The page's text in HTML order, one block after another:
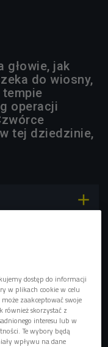
głowie, jak
do wiosny,
tempie
operacji
tej dziedzinie,

na to
(Dajesz
dostęp do informacji
w plikach cookie w celu
zaakceptować swoje
skorzystać z
interesu lub w
Te wybory będą
wpływu na dane